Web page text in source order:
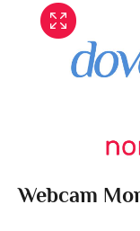
Webcam